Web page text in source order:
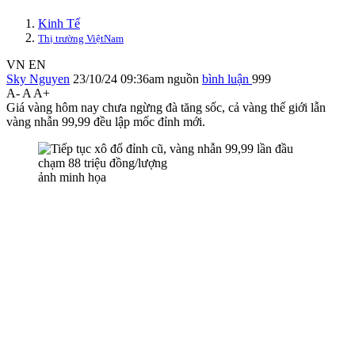
Kinh Tế
Thị trường ViệtNam
VN EN
Sky Nguyen 23/10/24 09:36am nguồn bình luận 999
A- A A+
Giá vàng hôm nay chưa ngừng đà tăng sốc, cả vàng thế giới lẫn
vàng nhẫn 99,99 đều lập mốc đỉnh mới.
ảnh minh họa